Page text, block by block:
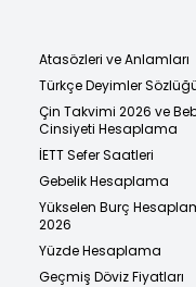
Atasözleri ve Anlamları
Türkçe Deyimler
Çin Takvimi 2026 ve
Cinsiyeti Hesaplama
İETT Sefer Saatleri
Gebelik Hesaplama
Yükselen Burç
2026
Yüzde Hesaplama
Geçmiş Döviz Fiyatları